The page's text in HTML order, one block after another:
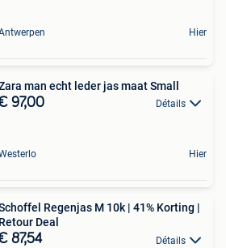
Hier
man echt leder jas maat Small
97,00 Détails
Hier
Regenjas M 10k | 41% Korting |
Retour Deal
87,54 Détails